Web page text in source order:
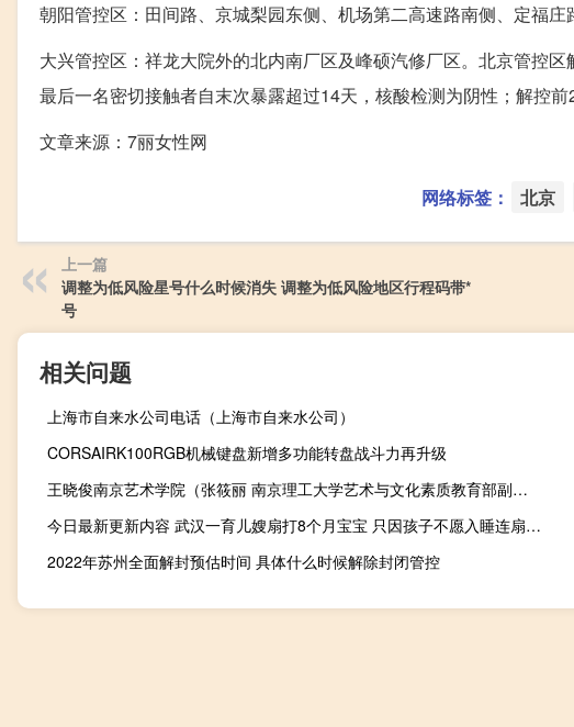
朝阳管控区：田间路、京城梨园东侧、机场第二高速路南侧、定福庄
大兴管控区：祥龙大院外的北内南厂区及峰硕汽修厂区。北京管控
最后一名密切接触者自末次暴露超过14天，核酸检测为阴性；解控
文章来源：7丽女性网
网络标签： 北京
上一篇
调整为低风险星号什么时候消失 调整为低风险地区行程码带*
号
相关问题
上海市自来水公司电话（上海市自来水公司）
CORSAIRK100RGB机械键盘新增多功能转盘战斗力再升级
王晓俊南京艺术学院（张筱丽 南京理工大学艺术与文化素质教育部副教授）
今日最新更新内容 武汉一育儿嫂扇打8个月宝宝 只因孩子不愿入睡连扇巴掌太无人性
2022年苏州全面解封预估时间 具体什么时候解除封闭管控